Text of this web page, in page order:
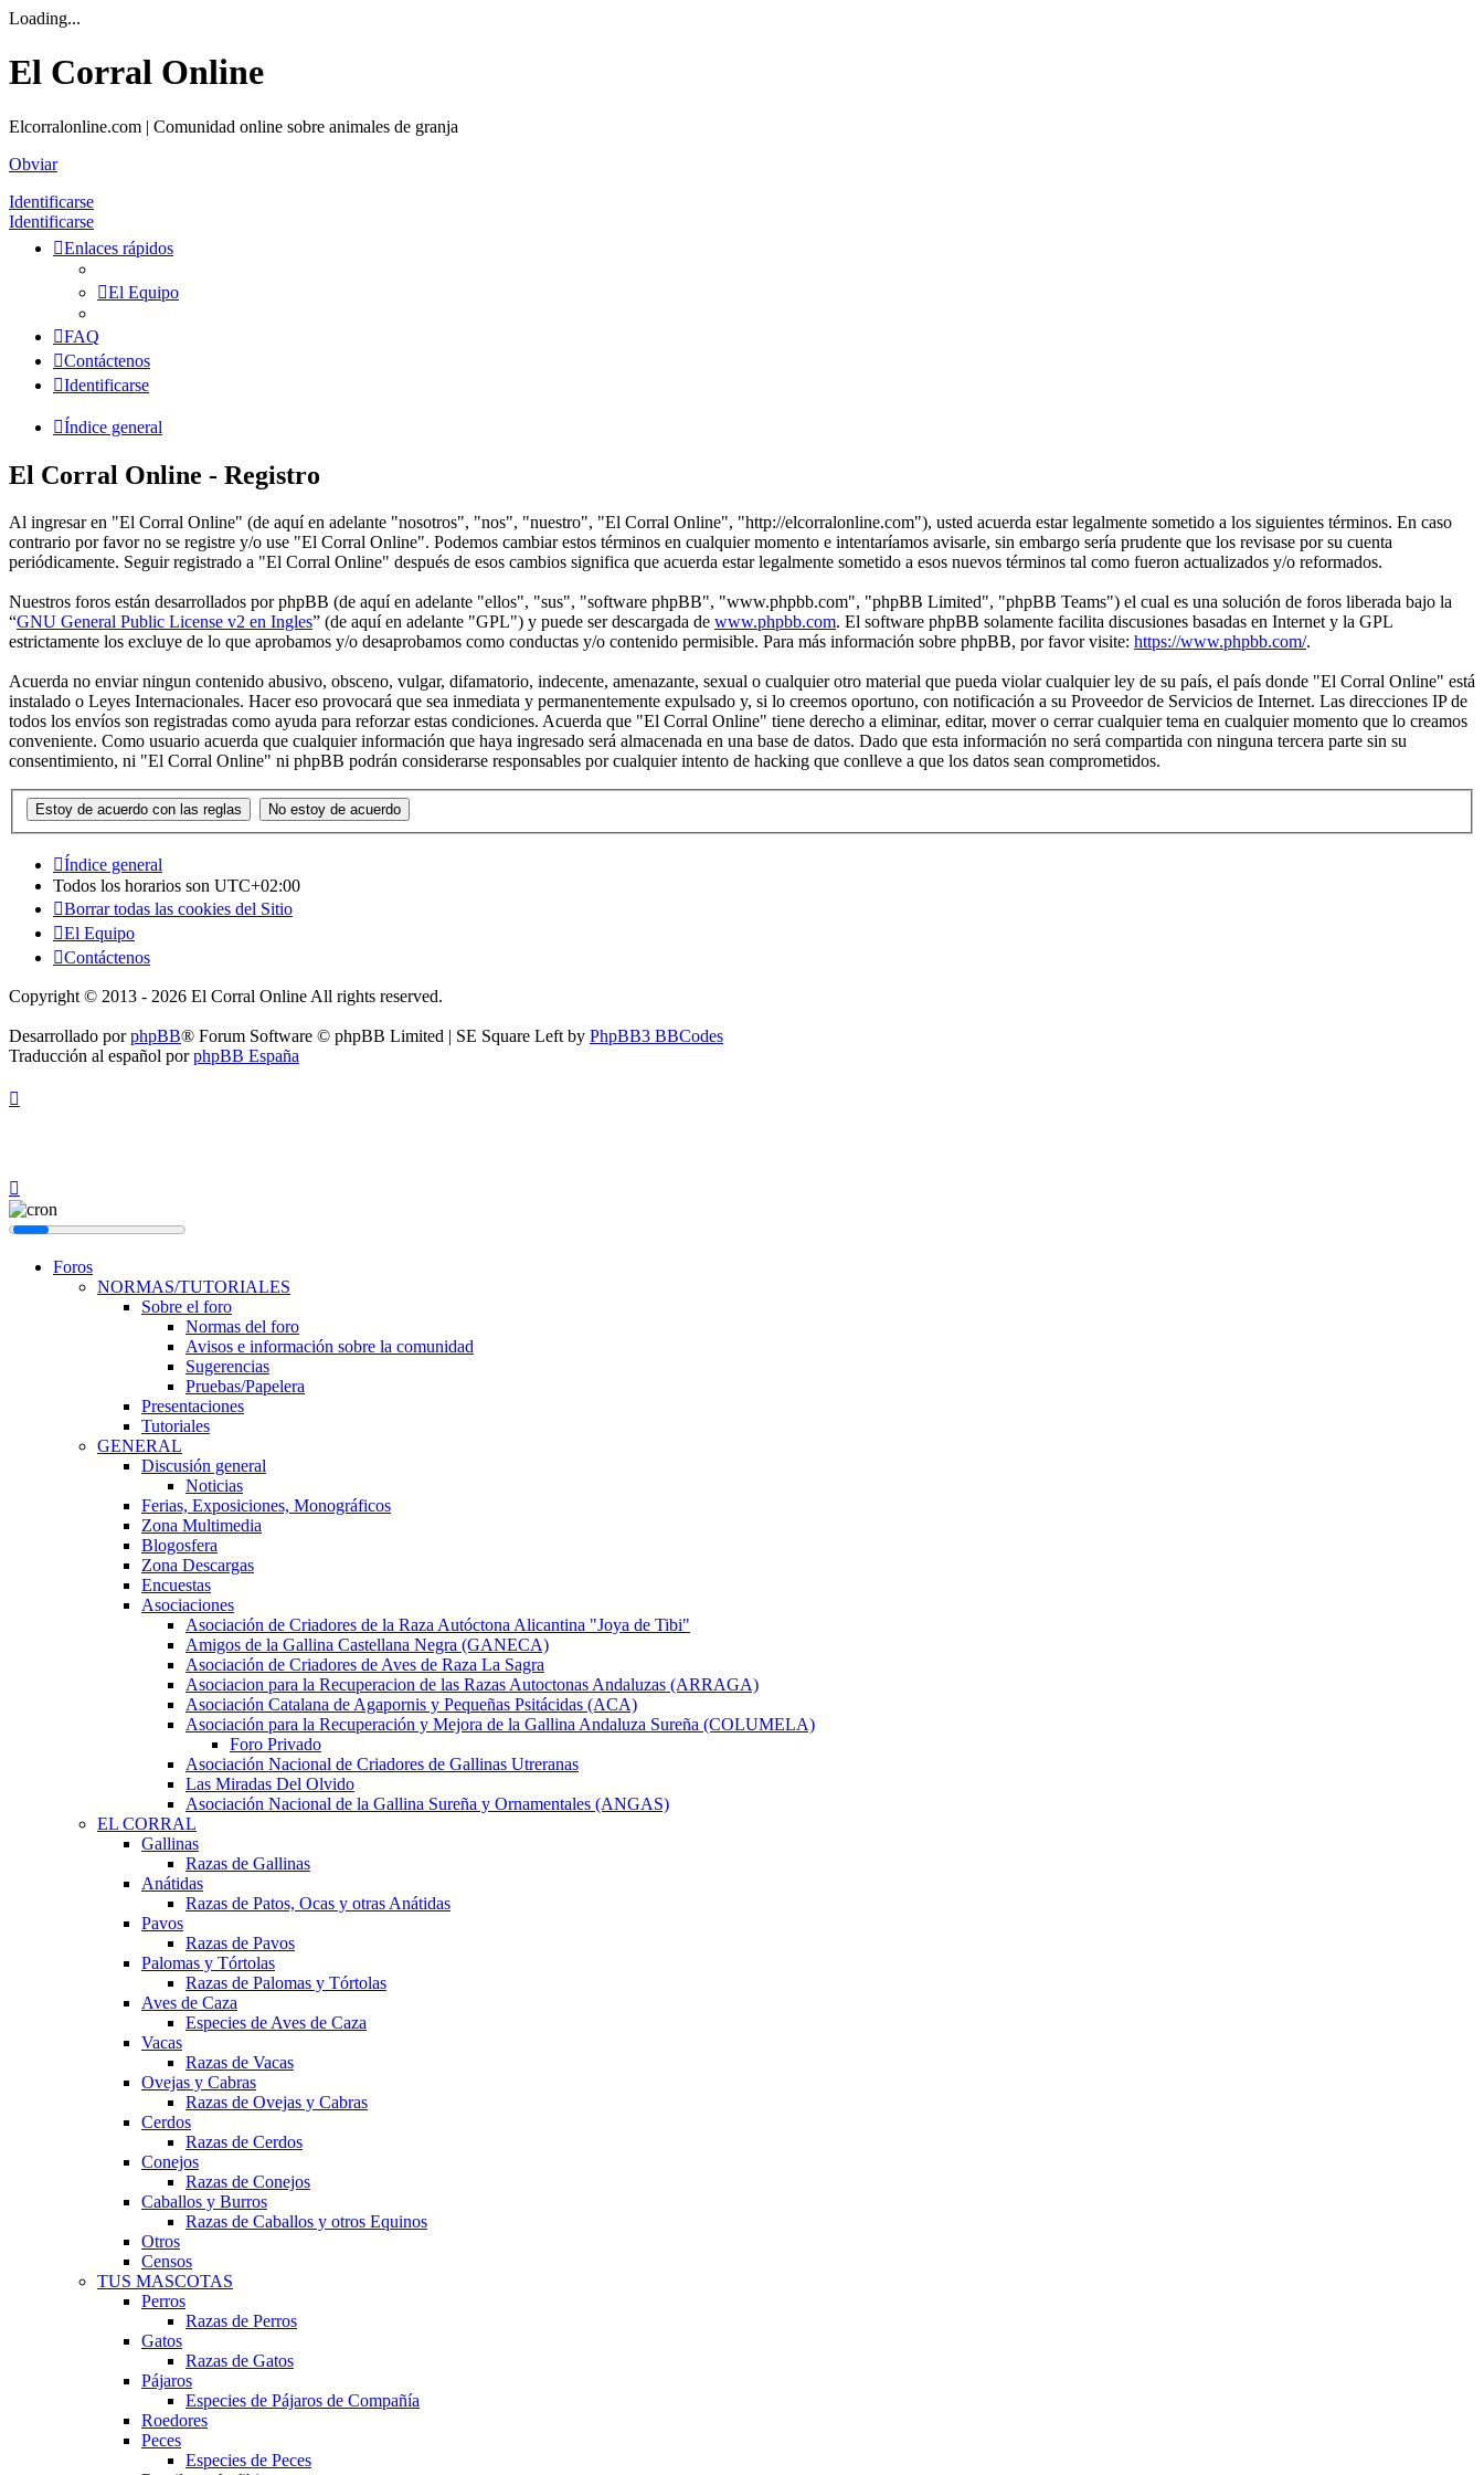
Loading...
El Corral Online
Elcorralonline.com | Comunidad online sobre animales de granja
Obviar
Identificarse
Identificarse
Enlaces rápidos
El Equipo
FAQ
Contáctenos
Identificarse
Índice general
El Corral Online - Registro
Al ingresar en "El Corral Online" (de aquí en adelante "nosotros", "nos", "nuestro", "El Corral Online", "http://elcorralonline.com"), usted acuerda estar legalmente sometido a los siguientes términos. En caso
contrario por favor no se registre y/o use "El Corral Online". Podemos cambiar estos términos en cualquier momento e intentaríamos avisarle, sin embargo sería prudente que los revisase por su cuenta
periódicamente. Seguir registrado a "El Corral Online" después de esos cambios significa que acuerda estar legalmente sometido a esos nuevos términos tal como fueron actualizados y/o reformados.
Nuestros foros están desarrollados por phpBB (de aquí en adelante "ellos", "sus", "software phpBB", "www.phpbb.com", "phpBB Limited", "phpBB Teams") el cual es una solución de foros liberada bajo la
“GNU General Public License v2 en Ingles” (de aquí en adelante "GPL") y puede ser descargada de www.phpbb.com. El software phpBB solamente facilita discusiones basadas en Internet y la GPL
estrictamente los excluye de lo que aprobamos y/o desaprobamos como conductas y/o contenido permisible. Para más información sobre phpBB, por favor visite: https://www.phpbb.com/.
Acuerda no enviar ningun contenido abusivo, obsceno, vulgar, difamatorio, indecente, amenazante, sexual o cualquier otro material que pueda violar cualquier ley de su país, el país donde "El Corral Online" está
instalado o Leyes Internacionales. Hacer eso provocará que sea inmediata y permanentemente expulsado y, si lo creemos oportuno, con notificación a su Proveedor de Servicios de Internet. Las direcciones IP de
todos los envíos son registradas como ayuda para reforzar estas condiciones. Acuerda que "El Corral Online" tiene derecho a eliminar, editar, mover o cerrar cualquier tema en cualquier momento que lo creamos
conveniente. Como usuario acuerda que cualquier información que haya ingresado será almacenada en una base de datos. Dado que esta información no será compartida con ninguna tercera parte sin su
consentimiento, ni "El Corral Online" ni phpBB podrán considerarse responsables por cualquier intento de hacking que conlleve a que los datos sean comprometidos.
Índice general
Todos los horarios son UTC+02:00
Borrar todas las cookies del Sitio
El Equipo
Contáctenos
Copyright © 2013 - 2026 El Corral Online All rights reserved.
Desarrollado porphpBB® Forum Software © phpBB Limited | SE Square Left by PhpBB3 BBCodes
Traducción al español porphpBB España
Foros
NORMAS/TUTORIALES
Sobre el foro
Normas del foro
Avisos e información sobre la comunidad
Sugerencias
Pruebas/Papelera
Presentaciones
Tutoriales
GENERAL
Discusión general
Noticias
Ferias, Exposiciones, Monográficos
Zona Multimedia
Blogosfera
Zona Descargas
Encuestas
Asociaciones
Asociación de Criadores de la Raza Autóctona Alicantina "Joya de Tibi"
Amigos de la Gallina Castellana Negra (GANECA)
Asociación de Criadores de Aves de Raza La Sagra
Asociacion para la Recuperacion de las Razas Autoctonas Andaluzas (ARRAGA)
Asociación Catalana de Agapornis y Pequeñas Psitácidas (ACA)
Asociación para la Recuperación y Mejora de la Gallina Andaluza Sureña (COLUMELA)
Foro Privado
Asociación Nacional de Criadores de Gallinas Utreranas
Las Miradas Del Olvido
Asociación Nacional de la Gallina Sureña y Ornamentales (ANGAS)
EL CORRAL
Gallinas
Razas de Gallinas
Anátidas
Razas de Patos, Ocas y otras Anátidas
Pavos
Razas de Pavos
Palomas y Tórtolas
Razas de Palomas y Tórtolas
Aves de Caza
Especies de Aves de Caza
Vacas
Razas de Vacas
Ovejas y Cabras
Razas de Ovejas y Cabras
Cerdos
Razas de Cerdos
Conejos
Razas de Conejos
Caballos y Burros
Razas de Caballos y otros Equinos
Otros
Censos
TUS MASCOTAS
Perros
Razas de Perros
Gatos
Razas de Gatos
Pájaros
Especies de Pájaros de Compañía
Roedores
Peces
Especies de Peces